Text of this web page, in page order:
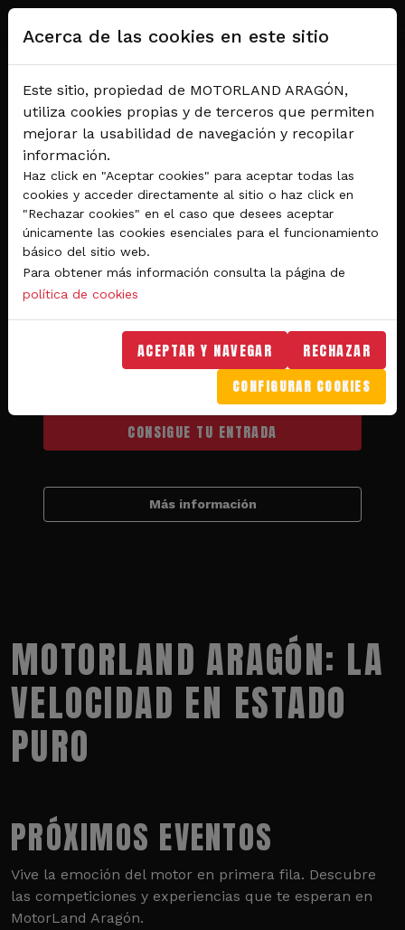
Pasar al contenido principal
Del 28 al 30 de agosto 2026
Circuito de velocidad
GRAN PREMIO
MICHELIN® DE ARAGÓN
DE MOTOGP™ 2026
CONSIGUE TU ENTRADA
Más información
MOTORLAND ARAGÓN: LA
VELOCIDAD EN ESTADO
PURO
PRÓXIMOS EVENTOS
Vive la emoción del motor en primera fila. Descubre
las competiciones y experiencias que te esperan en
MotorLand Aragón.
Acerca de las cookies en este sitio
Este sitio, propiedad de MOTORLAND ARAGÓN,
utiliza cookies propias y de terceros que permiten
mejorar la usabilidad de navegación y recopilar
información.
Haz click en "Aceptar cookies" para aceptar todas las
cookies y acceder directamente al sitio o haz click en
"Rechazar cookies" en el caso que desees aceptar
únicamente las cookies esenciales para el funcionamiento
básico del sitio web.
Para obtener más información consulta la página de
política de cookies
ACEPTAR Y NAVEGAR RECHAZAR
CONFIGURAR COOKIES